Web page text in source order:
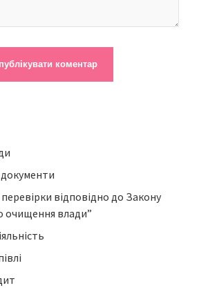
відповідно до Закону
очищення влади”